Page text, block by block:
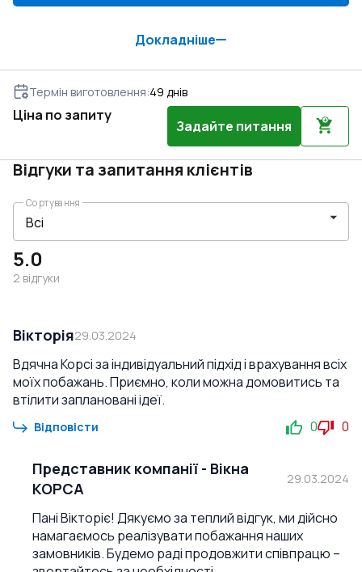
Докладніше
Термін виготовлення:49 днів
Ціна по запиту
Задайте питання
Відгуки та запитання клієнтів
5.0
2 відгуки
Сортування
Вікторія29.03.2024
Вдячна Корсі за індивідуальний підхід і врахування всіх
моїх побажань. Приємно, коли можна домовитись та
втілити заплановані ідеї.
Відповісти 0 0
Представник компанії - Вікна
КОРСА
29.03.2024
Пані Вікторіє! Дякуємо за теплий відгук, ми дійсно
намагаємось реалізувати побажання наших
замовників. Будемо раді продовжити співпрацю –